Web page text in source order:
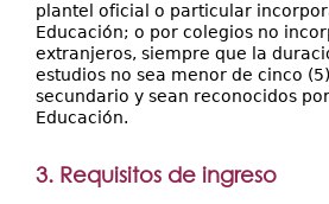
plantel oficial o particular
Educación; o por colegios no
extranjeros, siempre que la
estudios no sea menor de cinco
secundario y sean reconocidos
Educación.
3. Requisitos de ingreso